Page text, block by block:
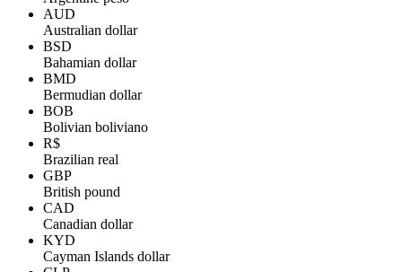
AUD
Australian dollar
BSD
Bahamian dollar
BMD
Bermudian dollar
BOB
Bolivian boliviano
R$
Brazilian real
GBP
British pound
CAD
Canadian dollar
KYD
Cayman Islands dollar